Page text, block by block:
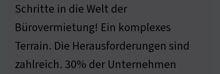
Schritte in die Welt der
Bürovermietung! Ein komplexes
Terrain. Die Herausforderungen sind
zahlreich. 30% der Unternehmen